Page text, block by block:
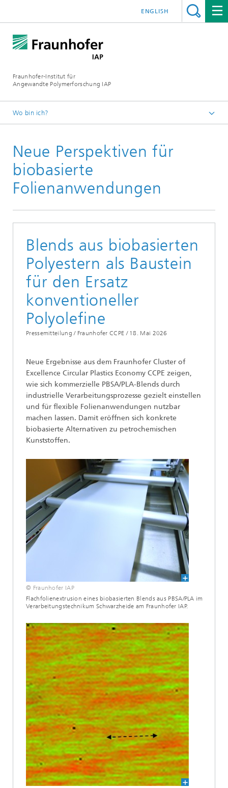
Fraunhofer-Institut für
Angewandte Polymerforschung IAP
ENGLISH
Wo bin ich?
Presse | Medien
Neue Perspektiven für
biobasierte
Folienanwendungen
Blends aus biobasierten
Polyestern als Baustein
für den Ersatz
konventioneller
Polyolefine
Pressemitteilung / Fraunhofer CCPE / 18. Mai 2026
Neue Ergebnisse aus dem Fraunhofer Cluster of
Excellence Circular Plastics Economy CCPE zeigen,
wie sich kommerzielle PBSA/PLA-Blends durch
industrielle Verarbeitungsprozesse gezielt einstellen
und für flexible Folienanwendungen nutzbar
machen lassen. Damit eröffnen sich konkrete
biobasierte Alternativen zu petrochemischen
Kunststoffen.
© Fraunhofer IAP
Flachfolienextrusion eines biobasierten Blends aus PBSA/PLA im
Verarbeitungstechnikum Schwarzheide am Fraunhofer IAP.